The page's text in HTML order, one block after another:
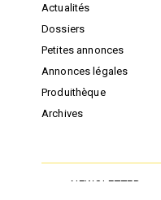
Actualités
Dossiers
Petites annonces
Annonces légales
Produithèque
Archives
NEWSLETTER